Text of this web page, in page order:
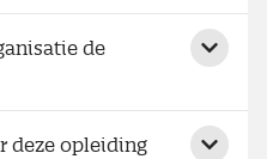
de
deze opleiding